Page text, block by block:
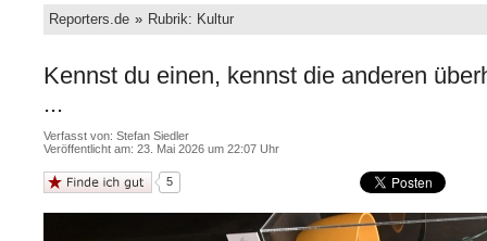
Reporters.de » Rubrik: Kultur
Kennst du einen, kennst die anderen
...
Verfasst von: Stefan Siedler
Veröffentlicht am: 23. Mai 2026 um 22:07 Uhr
5